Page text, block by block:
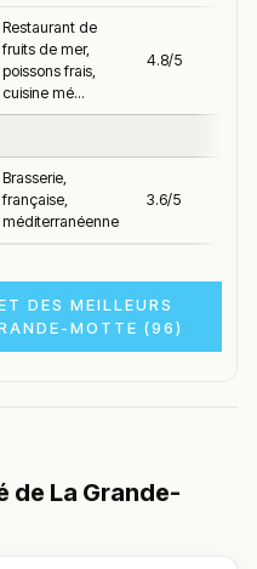
Restaurant de
fruits de mer,
poissons frais,
cuisine mé...
4.8/5
Brasserie,
française,
méditerranéenne
3.6/5
DES MEILLEURS
MOTTE (96)
de La Grande-